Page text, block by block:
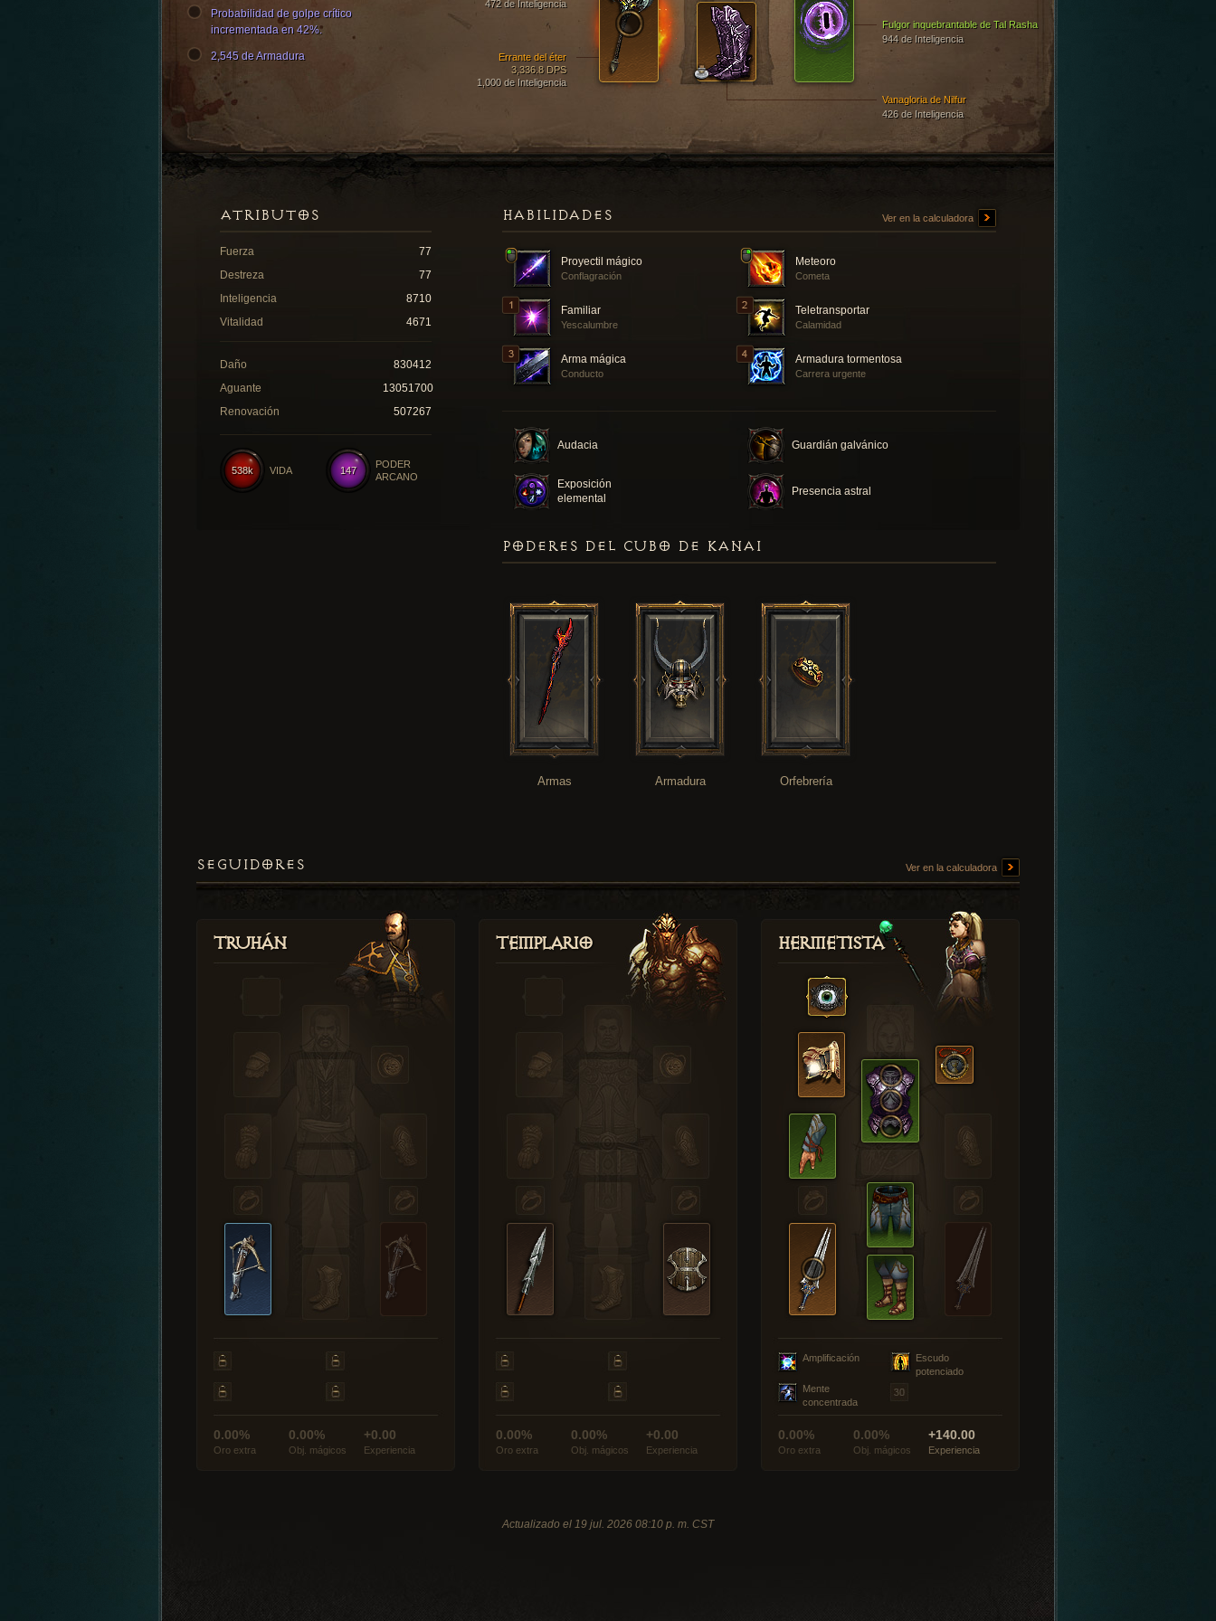
Vanagloria de Nilfur
426 de Inteligencia
472 de Inteligencia
Errante del éter
3,336.8 DPS
1,000 de Inteligencia
Fulgor inquebrantable de Tal Rasha
944 de Inteligencia
Probabilidad de golpe crítico
incrementada en 42%.
2,545 de Armadura
HABILIDADES Ver en la calculadora
Proyectil mágico
Conflagración
Meteoro
Cometa
Familiar
Yescalumbre
Teletransportar
Calamidad
Arma mágica
Conducto
Armadura tormentosa
Carrera urgente
Audacia Guardián galvánico
Exposición
elemental
Presencia astral
ATRIBUTOS
Fuerza
77
Destreza
77
Inteligencia
8710
Vitalidad
4671
Daño
830412
Aguante
13051700
Renovación
507267
147
PODER
ARCANO
538k VIDA
PODERES DEL CUBO DE KANAI
Armas Armadura Orfebrería
SEGUIDORES Ver en la calculadora
Truhán
0.00%
Oro extra
0.00%
Obj. mágicos
+0.00
Experiencia
Templario
0.00%
Oro extra
0.00%
Obj. mágicos
+0.00
Experiencia
Hermetista
Amplificación
Escudo
potenciado
Mente
concentrada
0.00%
Oro extra
0.00%
Obj. mágicos
+140.00
Experiencia
Actualizado el 19 jul. 2026 08:10 p. m. CST